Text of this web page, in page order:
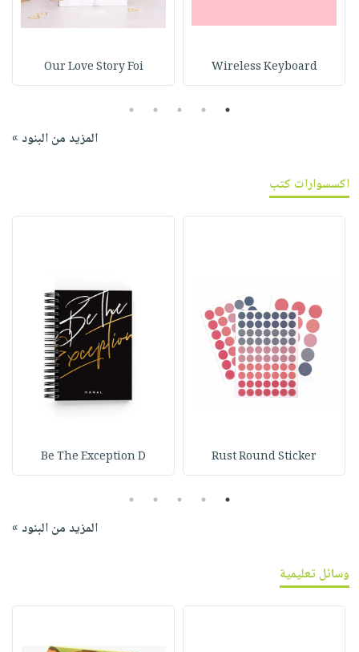
Wireless Keyboard
Our Love Story Foi
1
2
3
4
5
المزيد من البنود »
اكسسوارات كتب
Rust Round Sticker
Be The Exception D
1
2
3
4
5
المزيد من البنود »
وسائل تعليمية